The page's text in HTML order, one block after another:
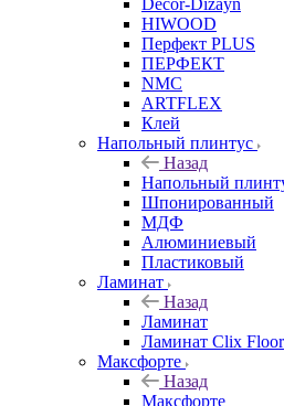
Decor-Dizayn
HIWOOD
Перфект PLUS
ПЕРФЕКТ
NMC
ARTFLEX
Клей
Напольный плинтус
Назад
Напольный
Шпонированный
МДФ
Алюминиевый
Пластиковый
Ламинат
Назад
Ламинат
Ламинат Clix Floor
Максфорте
Назад
Максфорте